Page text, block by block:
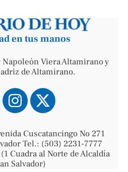
en tus manos
Viera Altamirano y
de Altamirano.
Cuscatancingo No 271
Tel.: (503) 2231-7777
Cuadra al Norte de Alcaldía
Salvador)